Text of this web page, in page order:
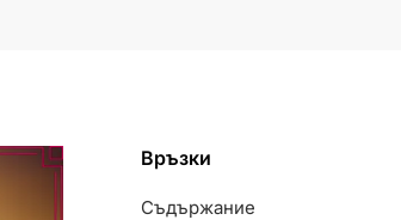
Връзки
Съдържание